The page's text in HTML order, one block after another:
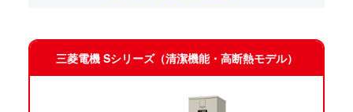
三菱電機 Sシリーズ（清潔機能・高断熱モデル）